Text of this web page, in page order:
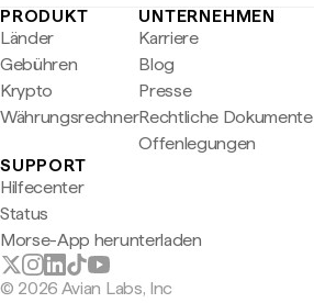
PRODUKT
Länder
Gebühren
Krypto
Währungsrechner
UNTERNEHMEN
Karriere
Blog
Presse
Rechtliche Dokumente
Offenlegungen
SUPPORT
Hilfecenter
Status
Morse-App herunterladen
© 2026 Avian Labs, Inc